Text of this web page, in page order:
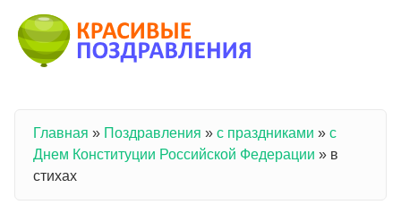
Вы здесь
Главная » Поздравления » с праздниками » с
Днем Конституции Российской Федерации » в
стихах